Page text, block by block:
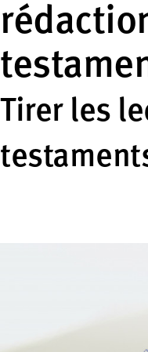
Tirer les